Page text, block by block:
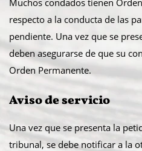
Muchos condados tienen
respecto a la conducta de las
pendiente. Una vez que se
deben asegurarse de que su
Orden Permanente.
Aviso de servicio
Una vez que se presenta la
tribunal, se debe notificar a la